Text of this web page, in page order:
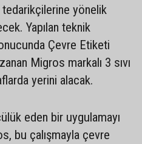
yönelik
Yapılan teknik
Çevre Etiketi
Migros markalı 3 sıvı
yerini alacak.
eden bir uygulamayı
bu çalışmayla çevre